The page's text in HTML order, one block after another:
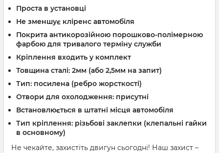
Проста в установці
Не зменшує кліренс автомобіля
Покрита антикорозійною порошково-полімерною
фарбою для тривалого терміну служби
Кріплення входить у комплект
Товщина сталі: 2мм (або 2,5мм на запит)
Тип: посилена (ребро жорсткості)
Отвори для охолодження: присутні
Встановлюється в штатні місця автомобіля
Тип кріплення: різьбові заклепки (клепальні гайки
в основному)
Не чекайте, захистіть двигун сьогодні! Наш захист –